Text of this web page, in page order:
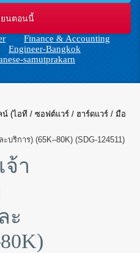
Finance & Accounting
Engineer-Bangkok
samutprakarn
(ไอที / ซอฟต์แวร์ / ฮาร์ดแวร์ / มือ
ริการ) (65K–80K) (SDG-124511)
เจ้า
ะ